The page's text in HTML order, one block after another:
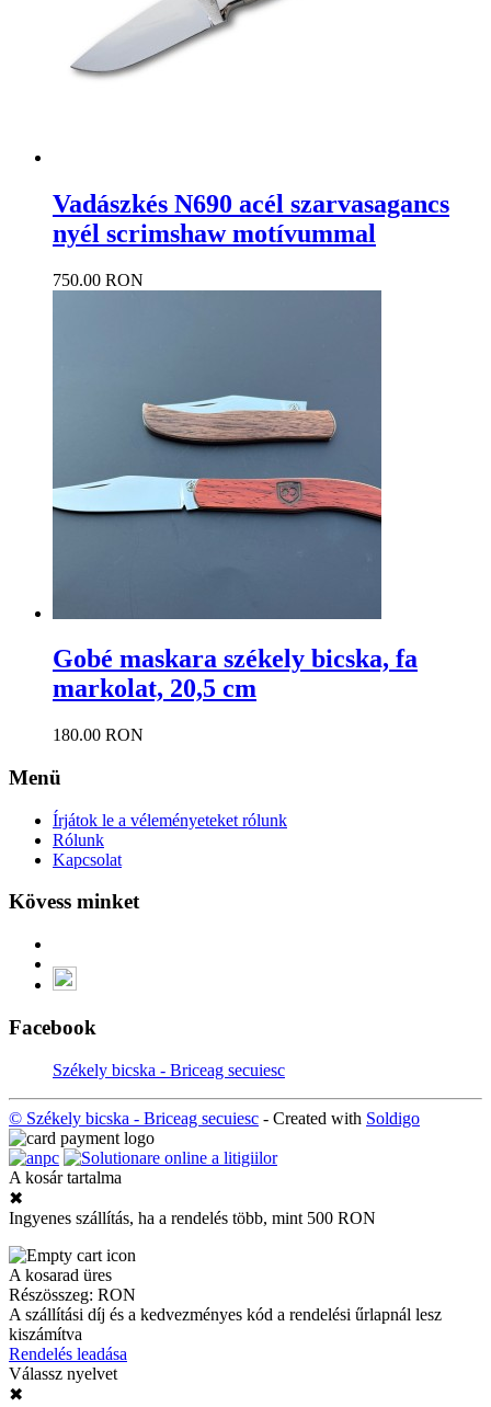
Vadászkés N690 acél szarvasagancs
nyél scrimshaw motívummal
750.00 RON
Gobé maskara székely bicska, fa
markolat, 20,5 cm
180.00 RON
Menü
Írjátok le a véleményeteket rólunk
Rólunk
Kapcsolat
Kövess minket
Facebook
Székely bicska - Briceag secuiesc
© Székely bicska - Briceag secuiesc - Created with Soldigo
A kosár tartalma
✖
Ingyenes szállítás, ha a rendelés több, mint 500 RON
A kosarad üres
Részösszeg: RON
A szállítási díj és a kedvezményes kód a rendelési űrlapnál lesz
kiszámítva
Rendelés leadása
Válassz nyelvet
✖